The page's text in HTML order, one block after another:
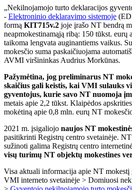
„Nekilnojamojo turto deklaracijos
- Elektroninio deklaravimo sistemoje
formą KIT715v.2 joje įrašo NT bendrą
neapmokestinamąją ribą: 150 tūkst. eurų
taikoma lengvata auginantiems vaikus.
mokesčio suma paskaičiuojama
AVMI viršininkas Audrius Morkūnas.
Pažymėtina, jog preliminarus NT
skaičius gali keistis, kai VMI sulauks
gyventojus, kurie savo NT nuomoja
metais apie 2,2 tūkst. Klaipėdos
mokėtiną apie 0,8 mln. eurų NT
2021 m. įsigaliojo naujos NT
pasitikrinti Registrų centro svetainėje.
sužinoti galima Registrų centro
visų turimų NT objektų mokestines
Visa aktuali informacija apie NT mokestį
VMI interneto svetainėje > Domiuosi